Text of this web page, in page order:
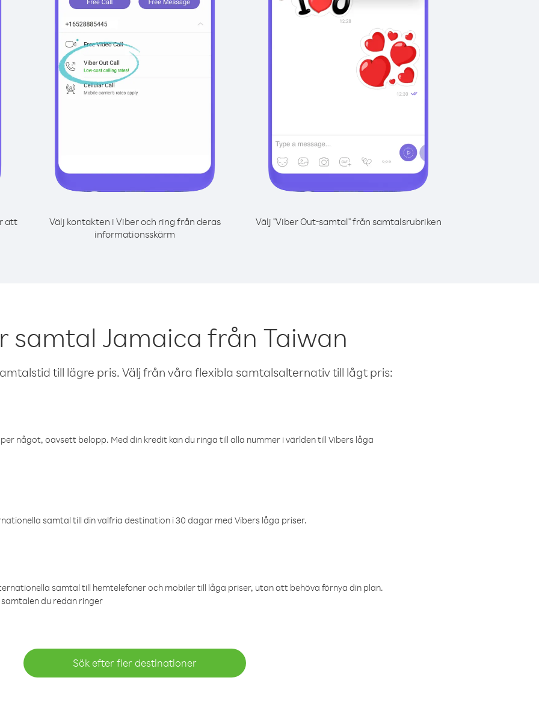
att
Välj kontakten i Viber och ring från deras
informationsskärm
Välj "Viber Out-samtal" från samtalsrubriken
samtal Jamaica från Taiwan
till lägre pris. Välj från våra flexibla samtalsalternativ till lågt pris:
något, oavsett belopp. Med din kredit kan du ringa till alla nummer i världen till Vibers låga
samtal till din valfria destination i 30 dagar med Vibers låga priser.
samtal till hemtelefoner och mobiler till låga priser, utan att behöva förnya din plan.
du redan ringer
Sök efter fler destinationer